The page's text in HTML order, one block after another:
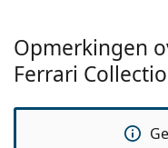
Functie:
Code:
Opmerkingen
Ferrari